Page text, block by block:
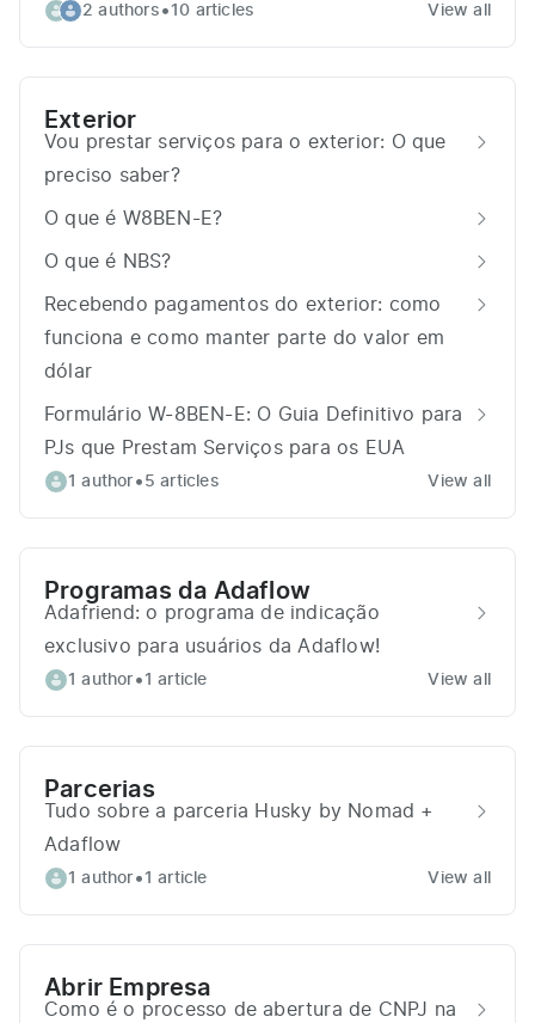
2 authors •10 articles View all
Exterior
Vou prestar serviços para o exterior: O que
preciso saber?
O que é W8BEN-E?
O que é NBS?
Recebendo pagamentos do exterior: como
funciona e como manter parte do valor em
dólar
Formulário W-8BEN-E: O Guia Definitivo para
PJs que Prestam Serviços para os EUA
1 author • 5 articles View all
Programas da Adaflow
Adafriend: o programa de indicação
exclusivo para usuários da Adaflow!
1 author •1 article View all
Parcerias
Tudo sobre a parceria Husky by Nomad +
Adaflow
1 author •1 article View all
Abrir Empresa
Como é o processo de abertura de CNPJ na